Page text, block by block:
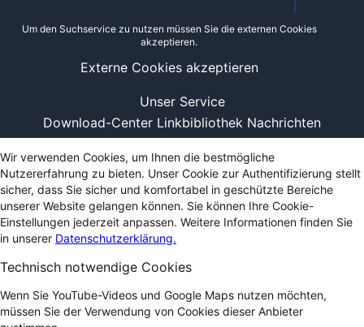
Unser Service
Download-Center Linkbibliothek Nachrichten
Um den Suchservice zu nutzen müssen Sie die externen Cookies
akzeptieren.
Externe Cookies akzeptieren
Wir verwenden Cookies, um Ihnen die bestmögliche
Nutzererfahrung zu bieten. Unser Cookie zur Authentifizierung stellt
sicher, dass Sie sicher und komfortabel in geschützte Bereiche
unserer Website gelangen können. Sie können Ihre Cookie-
Einstellungen jederzeit anpassen. Weitere Informationen finden Sie
in unserer Datenschutzerklärung.
Technisch notwendige Cookies
Wenn Sie YouTube-Videos und Google Maps nutzen möchten,
müssen Sie der Verwendung von Cookies dieser Anbieter